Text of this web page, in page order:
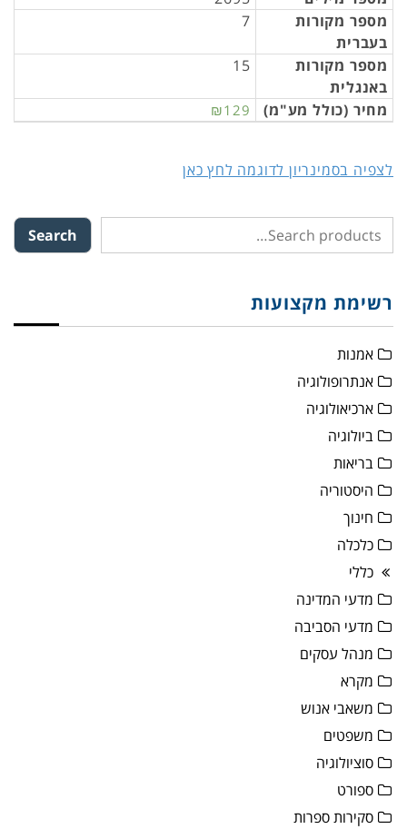
מספר מקורות
בעברית
7
מספר מקורות
באנגלית
15
מחיר (כולל מע"מ) ₪129
לצפיה בסמינריון לדוגמה לחץ כאן
Search
רשימת מקצועות
אמנות
אנתרופולוגיה
ארכיאולוגיה
ביולוגיה
בריאות
היסטוריה
חינוך
כלכלה
כללי
מדעי המדינה
מדעי הסביבה
מנהל עסקים
מקרא
משאבי אנוש
משפטים
סוציולוגיה
ספורט
סקירות ספרות